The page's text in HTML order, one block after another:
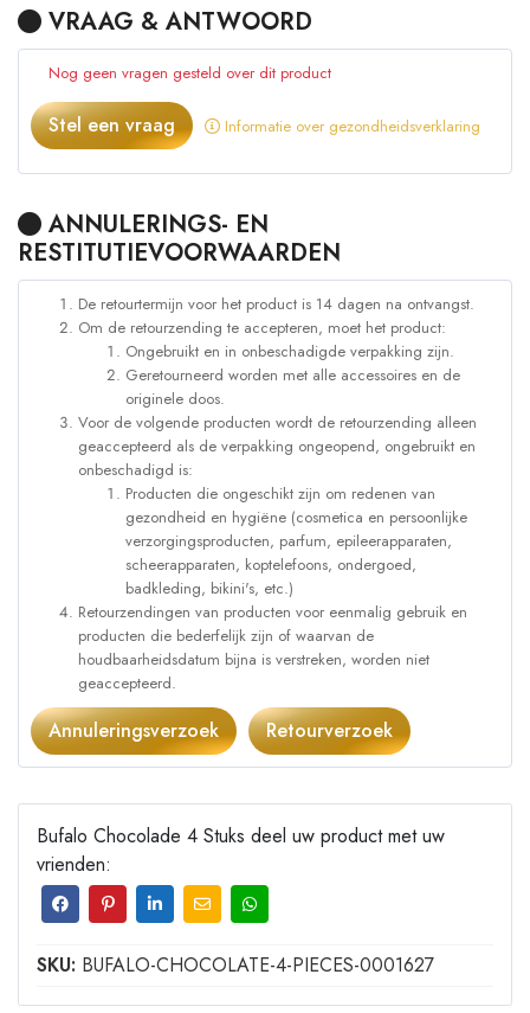
VRAAG & ANTWOORD
Nog geen vragen gesteld over dit product
Stel een vraag Informatie over gezondheidsverklaring
ANNULERINGS- EN
RESTITUTIEVOORWAARDEN
De retourtermijn voor het product is 14 dagen na ontvangst.
Om de retourzending te accepteren, moet het product:
Ongebruikt en in onbeschadigde verpakking zijn.
Geretourneerd worden met alle accessoires en de
originele doos.
Voor de volgende producten wordt de retourzending alleen
geaccepteerd als de verpakking ongeopend, ongebruikt en
onbeschadigd is:
Producten die ongeschikt zijn om redenen van
gezondheid en hygiëne (cosmetica en persoonlijke
verzorgingsproducten, parfum, epileerapparaten,
scheerapparaten, koptelefoons, ondergoed,
badkleding, bikini's, etc.)
Retourzendingen van producten voor eenmalig gebruik en
producten die bederfelijk zijn of waarvan de
houdbaarheidsdatum bijna is verstreken, worden niet
geaccepteerd.
Annuleringsverzoek Retourverzoek
Bufalo Chocolade 4 Stuks deel uw product met uw
vrienden:
SKU: BUFALO-CHOCOLATE-4-PIECES-0001627